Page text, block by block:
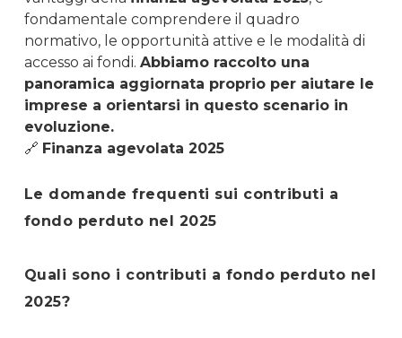
fondamentale comprendere il quadro
normativo, le opportunità attive e le modalità di
accesso ai fondi. Abbiamo raccolto una
panoramica aggiornata proprio per aiutare le
imprese a orientarsi in questo scenario in
evoluzione.
🔗 Finanza agevolata 2025
Le domande frequenti sui contributi a
fondo perduto nel 2025
Quali sono i contributi a fondo perduto nel
2025?